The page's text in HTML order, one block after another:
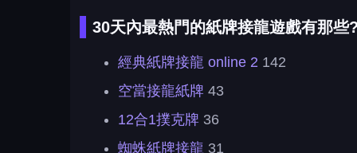
30天內最熱門的紙牌接龍遊戲有那些
經典紙牌接龍 online 2 142
空當接龍紙牌 43
12合1撲克牌 36
蜘蛛紙牌接龍 31